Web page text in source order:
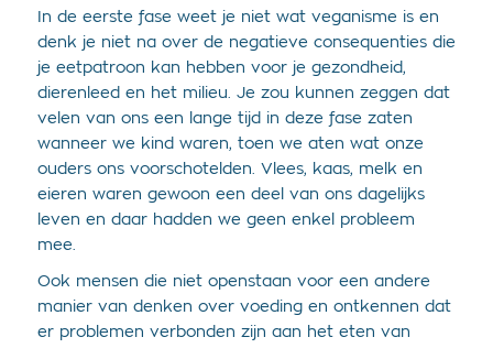
In de eerste fase weet je niet wat veganisme is en
denk je niet na over de negatieve consequenties die
je eetpatroon kan hebben voor je gezondheid,
dierenleed en het milieu. Je zou kunnen zeggen dat
velen van ons een lange tijd in deze fase zaten
wanneer we kind waren, toen we aten wat onze
ouders ons voorschotelden. Vlees, kaas, melk en
eieren waren gewoon een deel van ons dagelijks
leven en daar hadden we geen enkel probleem
mee.
Ook mensen die niet openstaan voor een andere
manier van denken over voeding en ontkennen dat
er problemen verbonden zijn aan het eten van